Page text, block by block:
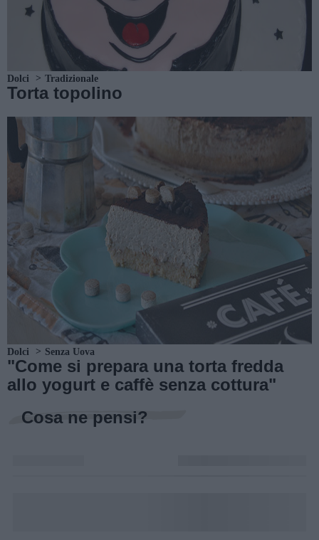
Dolci Tradizionale
Torta topolino
Dolci Senza Uova
"Come si prepara una torta fredda
allo yogurt e caffè senza cottura"
Cosa ne pensi?